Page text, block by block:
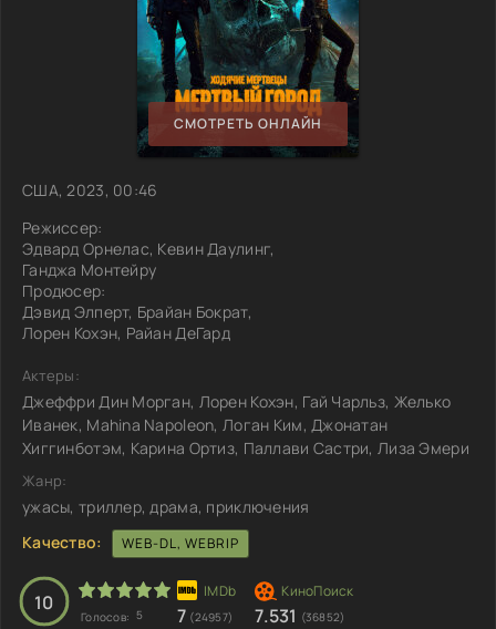
СМОТРЕТЬ ОНЛАЙН
США, 2023, 00:46
Режиссер:
Эдвард Орнелас, Кевин Даулинг,
Ганджа Монтейру
Продюсер:
Дэвид Элперт, Брайан Бократ,
Лорен Кохэн, Райан ДеГард
Актеры:
Джеффри Дин Морган, Лорен Кохэн, Гай Чарльз, Желько
Иванек, Mahina Napoleon, Логан Ким, Джонатан
Хиггинботэм, Карина Ортиз, Паллави Састри, Лиза Эмери
Жанр:
ужасы, триллер, драма, приключения
Качество:
WEB-DL, WEBRIP
10
Голосов: 5 7 (24957) 7.531 (36852)